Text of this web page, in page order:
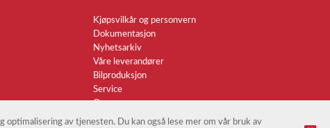
Kjøpsvilkår og personvern
Dokumentasjon
Nyhetsarkiv
Våre leverandører
Bilproduksjon
Service
Om oss
av tjenesten. Du kan også lese mer om vår bruk av